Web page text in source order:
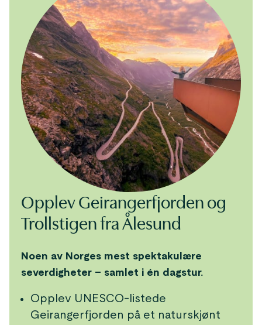
Opplev Geirangerfjorden og
Trollstigen fra Ålesund
Noen av Norges mest spektakulære
severdigheter – samlet i én dagstur.
Opplev UNESCO-listede
Geirangerfjorden på et naturskjønt